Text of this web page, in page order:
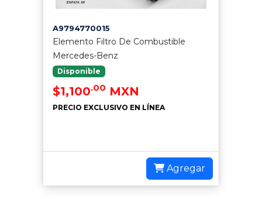
A9794770015
Elemento Filtro De Combustible
Mercedes-Benz
Disponible
$1,100.00 MXN
PRECIO EXCLUSIVO EN LÍNEA
Agregar